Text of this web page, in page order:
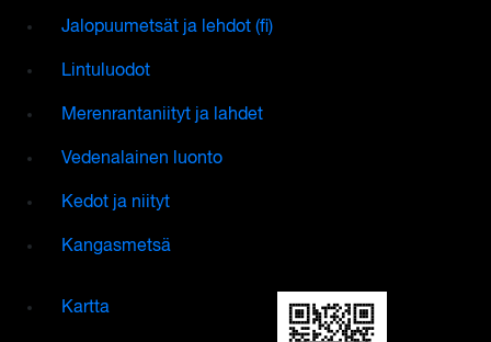
Jalopuumetsät ja lehdot (fi)
Lintuluodot
Merenrantaniityt ja lahdet
Vedenalainen luonto
Kedot ja niityt
Kangasmetsä
Kartta